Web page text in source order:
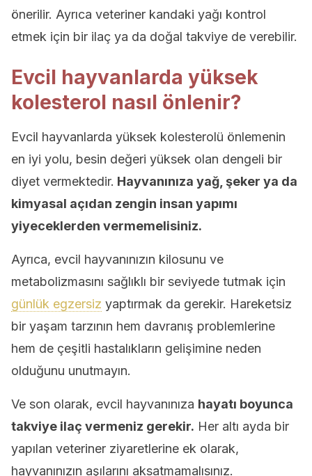
önerilir. Ayrıca veteriner kandaki yağı kontrol
etmek için bir ilaç ya da doğal takviye de verebilir.
Evcil hayvanlarda yüksek
kolesterol nasıl önlenir?
Evcil hayvanlarda yüksek kolesterolü önlemenin
en iyi yolu, besin değeri yüksek olan dengeli bir
diyet vermektedir. Hayvanınıza yağ, şeker ya da
kimyasal açıdan zengin insan yapımı
yiyeceklerden vermemelisiniz.
Ayrıca, evcil hayvanınızın kilosunu ve
metabolizmasını sağlıklı bir seviyede tutmak için
günlük egzersiz yaptırmak da gerekir. Hareketsiz
bir yaşam tarzının hem davranış problemlerine
hem de çeşitli hastalıkların gelişimine neden
olduğunu unutmayın.
Ve son olarak, evcil hayvanınıza hayatı boyunca
takviye ilaç vermeniz gerekir. Her altı ayda bir
yapılan veteriner ziyaretlerine ek olarak,
hayvanınızın aşılarını aksatmamalısınız.